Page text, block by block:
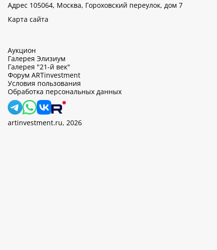
Адрес 105064, Москва, Гороховский переулок, дом 7
Карта сайта
Аукцион
Галерея Элизиум
Галерея "21-й век"
Форум ARTinvestment
Условия пользования
Обработка персональных данных
artinvestment.ru, 2026